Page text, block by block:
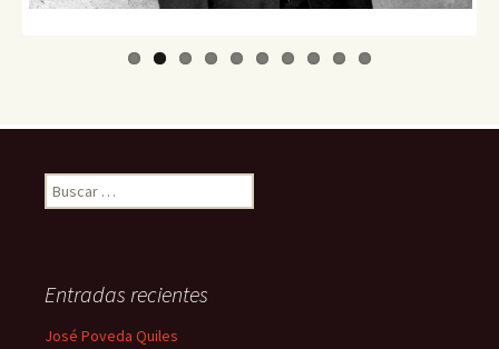
Buscar:
Entradas recientes
José Poveda Quiles